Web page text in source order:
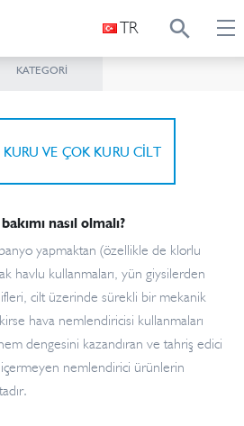
TR
KATEGORI
KURU VE ÇOK KURU CILT
nasıl olmalı?
yapmaktan (özellikle de klorlu
havlu kullanmaları, yün giysilerden
cilt üzerinde sürekli bir mekanik
hava nemlendiricisi kullanmaları
dengesini kazandıran ve tahriş edici
nemlendirici ürünlerin